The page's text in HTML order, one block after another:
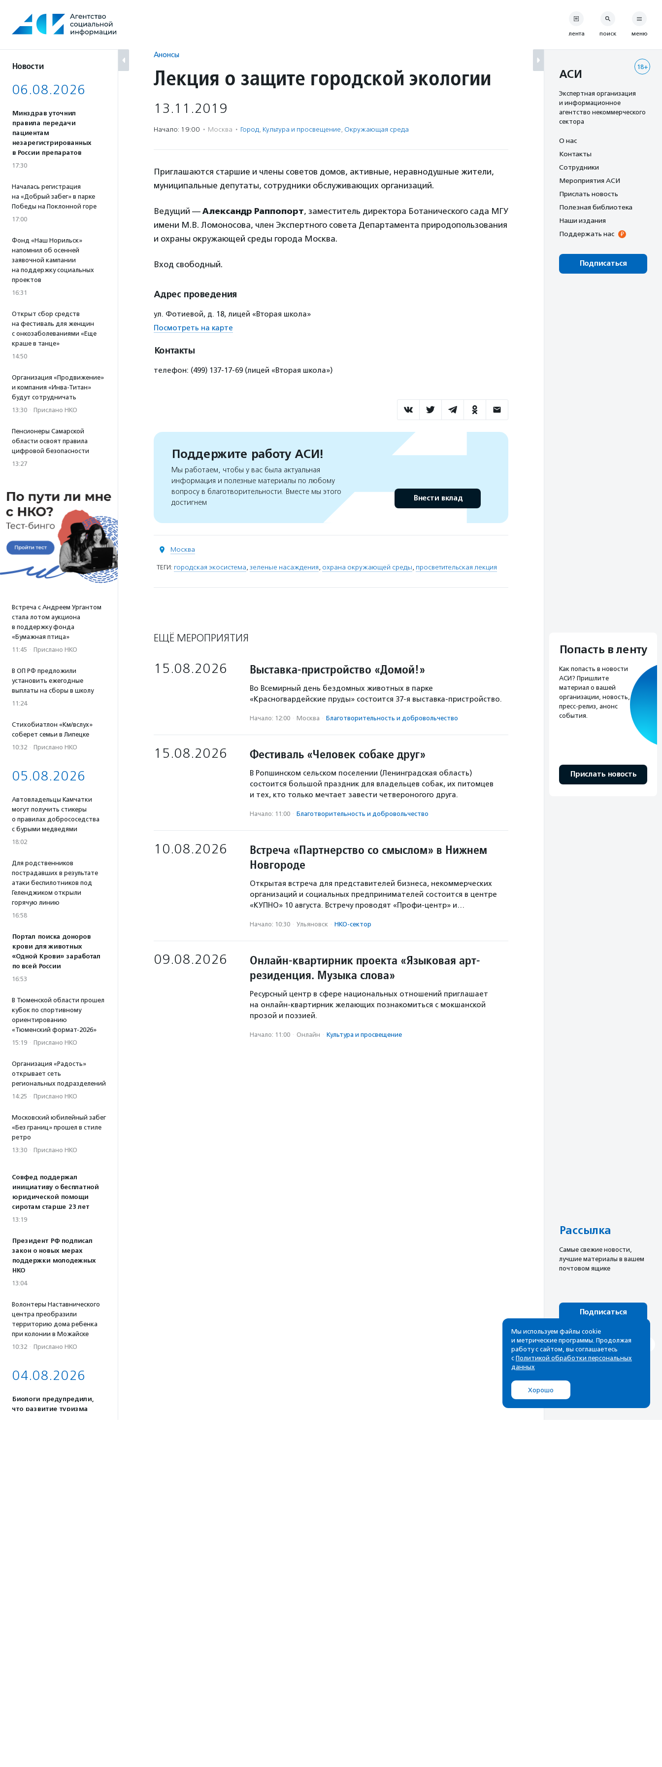
содержанию
Новости
06.08.2026
Минздрав уточнил
правила передачи
пациентам
незарегистрированных
в России препаратов
17:30
Началась регистрация
на «Добрый забег» в парке
Победы на Поклонной горе
17:00
Фонд «Наш Норильск»
напомнил об осенней
заявочной кампании
на поддержку социальных
проектов
16:31
Открыт сбор средств
на фестиваль для женщин
с онкозаболеваниями «Еще
краше в танце»
14:50
Организация «Продвижение»
и компания «Инва-Титан»
будут сотрудничать
13:30 · Прислано НКО
Пенсионеры Самарской
области освоят правила
цифровой безопасности
13:27
Встреча с Андреем Ургантом
стала лотом аукциона
в поддержку фонда
«Бумажная птица»
11:45 · Прислано НКО
В ОП РФ предложили
установить ежегодные
выплаты на сборы в школу
11:24
Стихобиатлон «Км/вслух»
соберет семьи в Липецке
10:32 · Прислано НКО
05.08.2026
Автовладельцы Камчатки
могут получить стикеры
о правилах добрососедства
с бурыми медведями
18:02
Для родственников
пострадавших в результате
атаки беспилотников под
Геленджиком открыли
горячую линию
16:58
Портал поиска доноров
крови для животных
«Одной Крови» заработал
по всей России
16:53
В Тюменской области прошел
кубок по спортивному
ориентированию
«Тюменский формат-2026»
15:19 · Прислано НКО
Организация «Радость»
открывает сеть
региональных подразделений
14:25 · Прислано НКО
Московский юбилейный забег
«Без границ» прошел в стиле
ретро
13:30 · Прислано НКО
Совфед поддержал
инициативу о бесплатной
юридической помощи
сиротам старше 23 лет
13:19
Президент РФ подписал
закон о новых мерах
поддержки молодежных
НКО
13:04
Волонтеры Наставнического
центра преобразили
территорию дома ребенка
при колонии в Можайске
10:32 · Прислано НКО
04.08.2026
Биологи предупредили,
что развитие туризма
Анонсы
Лекция о защите городской экологии
13.11.2019
Начало: 19:00 · Москва · Город, Культура и просвещение, Окружающая среда
Приглашаются старшие и члены советов домов, активные, неравнодушные жители,
муниципальные депутаты, сотрудники обслуживающих организаций.
Ведущий — Александр Раппопорт, заместитель директора Ботанического сада МГУ
имени М.В. Ломоносова, член Экспертного совета Департамента природопользования
и охраны окружающей среды города Москва.
Вход свободный.
Адрес проведения
ул. Фотиевой, д. 18, лицей «Вторая школа»
Посмотреть на карте
Контакты
телефон: (499) 137-17-69 (лицей «Вторая школа»)
Поддержите работу АСИ!
Мы работаем, чтобы у вас была актуальная
информация и полезные материалы по любому
вопросу в благотворительности. Вместе мы этого
достигнем
Внести вклад
Москва
ТЕГИ: городская экосистема, зеленые насаждения, охрана окружающей среды, просветительская лекция
ЕЩЁ МЕРОПРИЯТИЯ
15.08.2026 Выставка-пристройство «Домой!»
Во Всемирный день бездомных животных в парке
«Красногвардейские пруды» состоится 37-я выставка-пристройство.
Начало: 12:00 · Москва · Благотвори­тель­ность и доброволь­чест­во
15.08.2026 Фестиваль «Человек собаке друг»
В Ропшинском сельском поселении (Ленинградская область)
состоится большой праздник для владельцев собак, их питомцев
и тех, кто только мечтает завести четвероногого друга.
Начало: 11:00 · Благотвори­тель­ность и доброволь­чест­во
10.08.2026
Встреча «Партнерство со смыслом» в Нижнем
Новгороде
Открытая встреча для представителей бизнеса, некоммерческих
организаций и социальных предпринимателей состоится в центре
«КУПНО» 10 августа. Встречу проводят «Профи-центр» и…
Начало: 10:30 · Ульяновск · НКО-сектор
09.08.2026
Онлайн-квартирник проекта «Языковая арт-
резиденция. Музыка слова»
Ресурсный центр в сфере национальных отношений приглашает
на онлайн-квартирник желающих познакомиться с мокшанской
прозой и поэзией.
Начало: 11:00 · Онлайн · Культура и просвещение
лента поиск меню
18+
АСИ
Экспертная организация
и информационное
агентство некоммерческого
сектора
О нас
Контакты
Сотрудники
Мероприятия АСИ
Прислать новость
Полезная библиотека
Наши издания
Поддержать нас
Подписаться
Попасть в ленту
Как попасть в новости
АСИ? Пришлите
материал о вашей
организации, новость,
пресс-релиз, анонс
события.
Прислать новость
Рассылка
Cамые свежие новости,
лучшие материалы в вашем
почтовом ящике
Подписаться
Мы используем файлы cookie
и метрические программы. Продолжая
работу с сайтом, вы соглашаетесь
с Политикой обработки персональных
данных
Хорошо